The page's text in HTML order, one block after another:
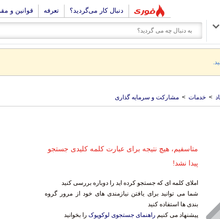
دنبال کار می‌گردید؟ تعرفه قوانین و
> خدمات > مشارکت و سرمایه گذاری
متاسفیم، هیچ نتیجه برای عبارت کلمه کلیدی جستجو
پیدا نشد!
املای کلمه ای که جستجو کرده اید را دوباره بررسی کنید
شما می توانید برای یافتن نیازمندی های خود از مرور گروه
بندی ها استفاده کنید
پیشنهاد می کنیم راهنمای جستجوی لوکوپوک را بخوانید